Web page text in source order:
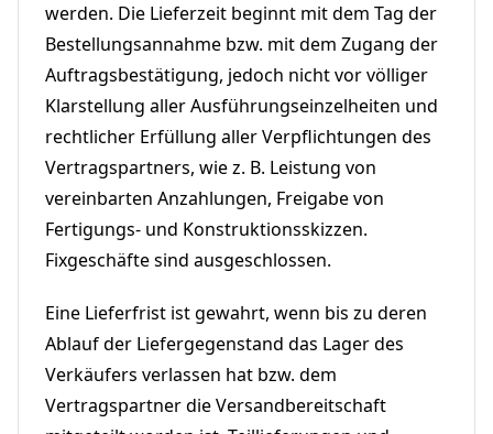
werden. Die Lieferzeit beginnt mit dem Tag der
Bestellungsannahme bzw. mit dem Zugang der
Auftragsbestätigung, jedoch nicht vor völliger
Klarstellung aller Ausführungseinzelheiten und
rechtlicher Erfüllung aller Verpflichtungen des
Vertragspartners, wie z. B. Leistung von
vereinbarten Anzahlungen, Freigabe von
Fertigungs- und Konstruktionsskizzen.
Fixgeschäfte sind ausgeschlossen.
Eine Lieferfrist ist gewahrt, wenn bis zu deren
Ablauf der Liefergegenstand das Lager des
Verkäufers verlassen hat bzw. dem
Vertragspartner die Versandbereitschaft